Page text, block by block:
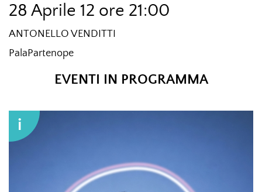
28 Aprile 12 ore 21:00
ANTONELLO VENDITTI
PalaPartenope
EVENTI IN PROGRAMMA
i